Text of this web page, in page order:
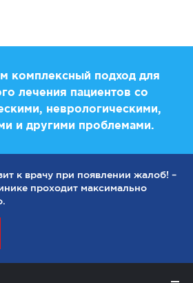
комплексный подход для
лечения пациентов со
неврологическими,
и другими проблемами.
к врачу при появлении жалоб! –
проходит максимально